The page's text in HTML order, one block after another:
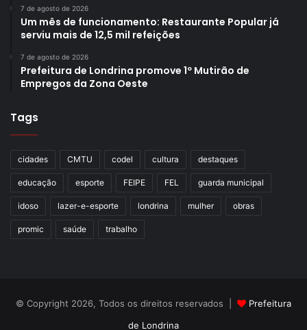
7 de agosto de 2026
Um mês de funcionamento: Restaurante Popular já
serviu mais de 12,5 mil refeições
7 de agosto de 2026
Prefeitura de Londrina promove 1º Mutirão de
Empregos da Zona Oeste
Tags
cidades CMTU codel cultura destaques
educação esporte FEIPE FEL guarda municipal
idoso lazer-e-esporte londrina mulher obras
promic saúde trabalho
© Copyright 2026, Todos os direitos reservados |
Prefeitura
de Londrina